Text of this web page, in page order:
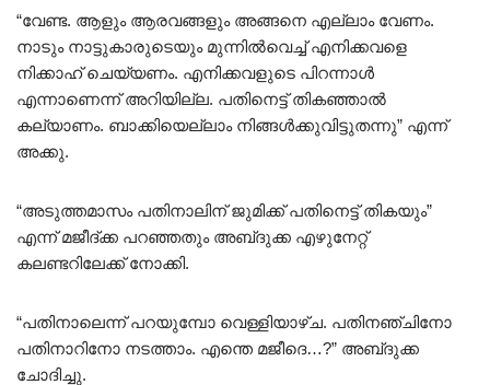
“വേണ്ട. ആളും ആരവങ്ങളും അങ്ങനെ എല്ലാം വേണം.
നാടും നാട്ടുകാരുടെയും മുന്നിൽവെച്ച് എനിക്കവളെ
നിക്കാഹ് ചെയ്യണം. എനിക്കവളുടെ പിറന്നാൾ
എന്നാണെന്ന് അറിയില്ല. പതിനെട്ട് തികഞ്ഞാൽ
കല്യാണം. ബാക്കിയെല്ലാം നിങ്ങൾക്കുവിട്ടുതന്നു” എന്ന്
അക്കു.
“അടുത്തമാസം പതിനാലിന് ജുമിക്ക് പതിനെട്ട് തികയും”
എന്ന് മജീദ്ക്ക പറഞ്ഞതും അബ്‌ദുക്ക എഴുനേറ്റ്
കലണ്ടറിലേക്ക് നോക്കി.
“പതിനാലെന്ന് പറയുമ്പോ വെള്ളിയാഴ്ച. പതിനഞ്ചിനോ
പതിനാറിനോ നടത്താം. എന്തെ മജീദെ…?” അബ്‌ദുക്ക
ചോദിച്ചു.